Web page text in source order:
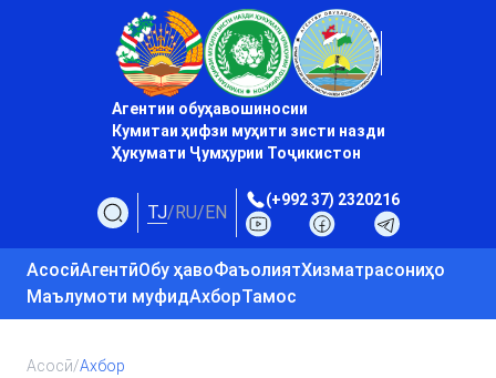
Агентии обуҳавошиносии
Кумитаи ҳифзи муҳити зисти назди
Ҳукумати Ҷумҳурии Тоҷикистон
TJ/RU/EN
(+992 37) 2320216
АсосӣАгентӣОбу ҳавоФаъолиятХизматрасониҳо
Маълумоти муфидАхборТамос
Асосӣ/Ахбор